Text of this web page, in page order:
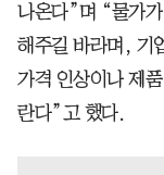
나온다”며 “물가
해주길 바라며, 기
가격 인상이나 제
란다”고 했다.